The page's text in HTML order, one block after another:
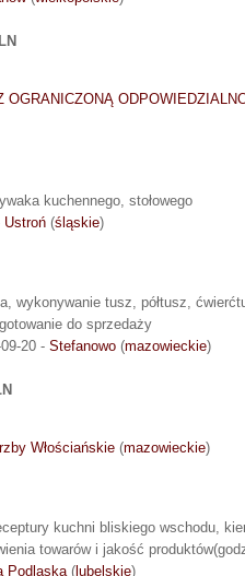
OGRANICZONĄ
kuchennego, stołowego
Ustroń (śląskie)
wykonywanie tusz, półtusz,
do sprzedaży
20 - Stefanowo (mazowieckie)
Włościańskie (mazowieckie)
kuchni bliskiego wschodu,
towarów i jakość
Podlaska( lubelskie)